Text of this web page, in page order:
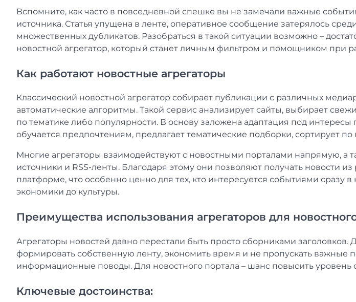
Вспомните, как часто в повседневной спешке вы не замечали важные
источника. Статья упущена в ленте, оперативное сообщение затерялось
множественных дубликатов. Разобраться в такой ситуации возможно –
новостной агрегатор, который станет личным фильтром и помощником при
Как работают новостные агрегаторы
Классический новостной агрегатор собирает публикации с различных
автоматические алгоритмы. Такой сервис анализирует сайты, выбирает
по тематике либо популярности. В основу заложена адаптация под интересы
обучается предпочтениям, предлагает тематические подборки, сортирует
Многие агрегаторы взаимодействуют с новостными порталами напрямую, а
источники и RSS-ленты. Благодаря этому они позволяют получать новости
платформе, что особенно ценно для тех, кто интересуется событиями сразу в
экономики до культуры.
Преимущества использования агрегаторов для
Агрегаторы новостей давно перестали быть просто сборниками заголовков.
формировать собственную ленту, экономить время и не пропускать важные
информационные поводы. Для новостного портала – шанс повысить уровень
Ключевые достоинства: